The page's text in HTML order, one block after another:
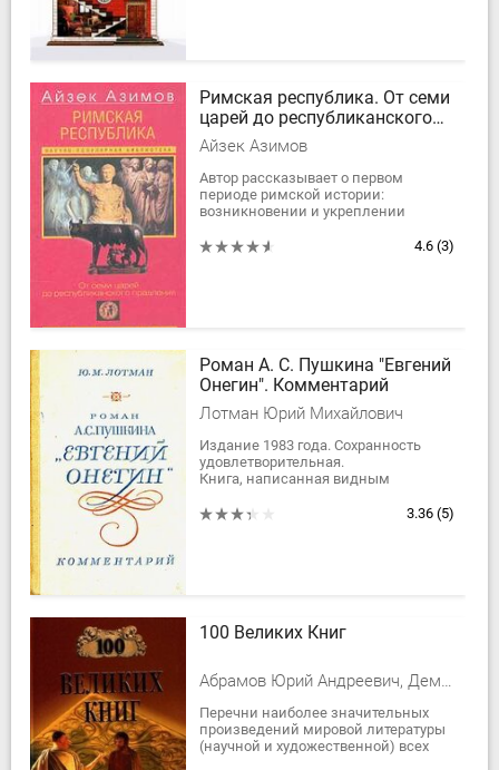
Римская республика. От семи
царей до республиканского
правления
Айзек Азимов
Автор рассказывает о первом
периоде римской истории:
возникновении и укреплении
грандиозных триумфах и
4.6 (3)
Роман А. С. Пушкина "Евгений
Онегин". Комментарий
Лотман Юрий Михайлович
Издание 1983 года. Сохранность
удовлетворительная.
Книга, написанная видным
пояснения к тексту романа А. С.3.36 (5)
100 Великих Книг
Абрамов Юрий Андреевич, Демин Валерий Никитич
Перечни наиболее значительных
произведений мировой литературы
(научной и художественной) всех